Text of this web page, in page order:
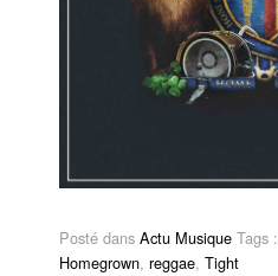
Posté dans Actu Musique Tags :
Homegrown, reggae, Tight